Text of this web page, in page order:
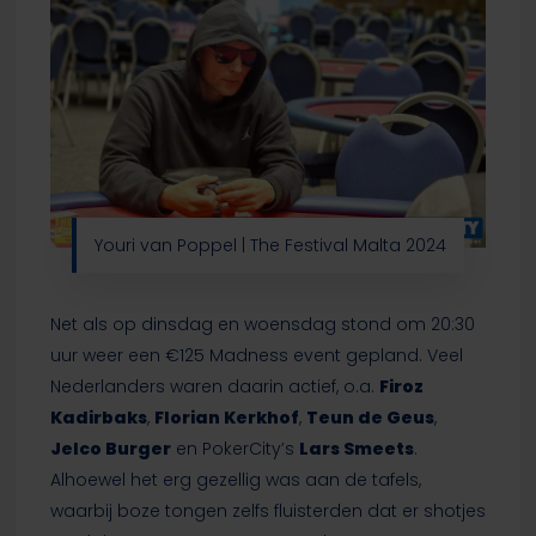
Youri van Poppel | The Festival Malta 2024
Net als op dinsdag en woensdag stond om 20:30
uur weer een €125 Madness event gepland. Veel
Nederlanders waren daarin actief, o.a. Firoz
Kadirbaks, Florian Kerkhof, Teun de Geus,
Jelco Burgeren PokerCity’s Lars Smeets.
Alhoewel het erg gezellig was aan de tafels,
waarbij boze tongen zelfs fluisterden dat er shotjes